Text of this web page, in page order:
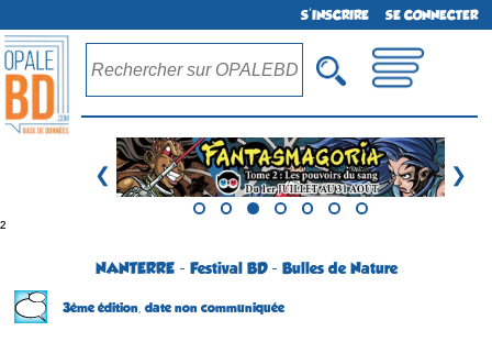
S'INSCRIRE SE CONNECTER
❮ ❯
²
NANTERRE - Festival BD - Bulles de Nature
3ème édition, date non communiquée